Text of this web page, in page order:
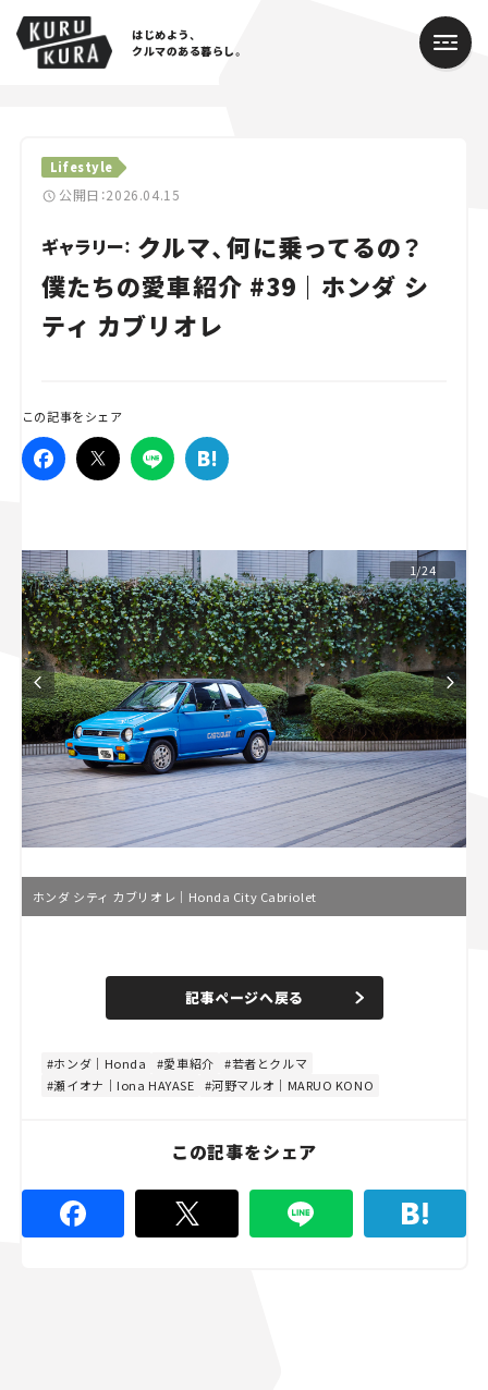
はじめよう、
クルマのある暮らし。
Lifestyle
公開日：2026.04.15
ギャラリー： クルマ、何に乗ってるの？
僕たちの愛車紹介 #39｜ホンダ シ
ティ カブリオレ
この記事をシェア
1/24
ホンダ シティ カブリオレ｜Honda City Cabriolet
n
e
d
0
0
記事ページへ戻る
ホンダ｜Honda 愛車紹介
若者とクルマ
瀬イオナ｜Iona HAYASE
河野マルオ｜MARUO KONO
この記事をシェア
Cars
Lifestyle
Traffic
Special
Campaign
人気のハッシュタグ